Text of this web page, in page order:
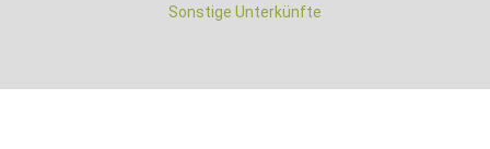
Sonstige Unterkünfte